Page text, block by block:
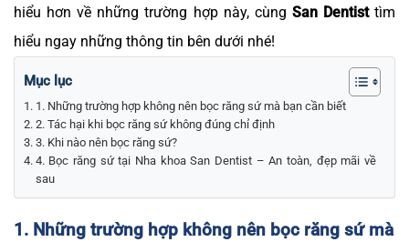
hiểu hơn về những trường hợp này, cùng San Dentisttìm
hiểu ngay những thông tin bên dưới nhé!
Mục lục
1. Những trường hợp không nên bọc răng sứ mà bạn cần biết
2. Tác hại khi bọc răng sứ không đúng chỉ định
3. Khi nào nên bọc răng sứ?
4. Bọc răng sứ tại Nha khoa San Dentist – An toàn, đẹp mãi về
sau
1. Những trường hợp không nên bọc răng sứ mà